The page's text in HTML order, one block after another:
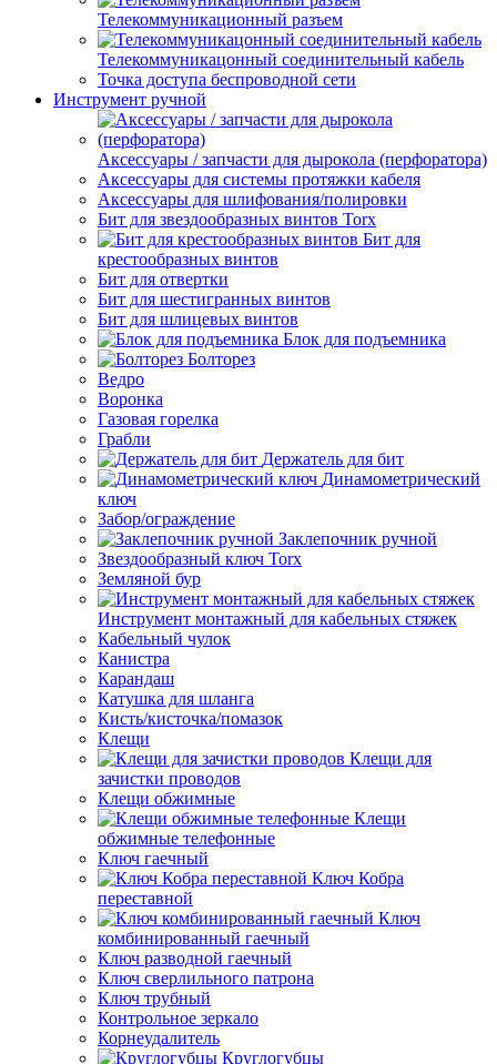
Телекоммуникационный разъем
Телекоммуникацонный соединительный кабель
Точка доступа беспроводной сети
Инструмент ручной
Аксессуары / запчасти для дырокола (перфоратора)
Аксессуары для системы протяжки кабеля
Аксессуары для шлифования/полировки
Бит для звездообразных винтов Torx
Бит для
крестообразных винтов
Бит для отвертки
Бит для шестигранных винтов
Бит для шлицевых винтов
Блок для подъемника
Болторез
Ведро
Воронка
Газовая горелка
Грабли
Держатель для бит
Динамометрический
ключ
Забор/ограждение
Заклепочник ручной
Звездообразный ключ Torx
Земляной бур
Инструмент монтажный для кабельных стяжек
Кабельный чулок
Канистра
Карандаш
Катушка для шланга
Кисть/кисточка/помазок
Клещи
Клещи для
зачистки проводов
Клещи обжимные
Клещи
обжимные телефонные
Ключ гаечный
Ключ Кобра
переставной
Ключ
комбинированный гаечный
Ключ разводной гаечный
Ключ сверлильного патрона
Ключ трубный
Контрольное зеркало
Корнеудалитель
Круглогубцы